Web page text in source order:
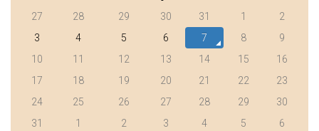
27
28 29 30 31 1
2
3
4 5 6 7 8
9
10
11 12 13 14 15
16
17
18 19 20 21 22
23
24
25 26 27 28 29
30
31
1 2 3 4 5 6